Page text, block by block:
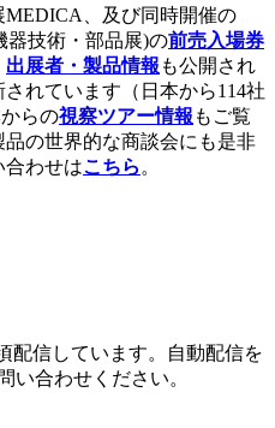
、及び同時開催の
器技術・部品展)の前売入場券
出展者・製品情報 も公開され
れています（日本から114社
らの視察ツアー情報 もご覧
品の世界的な商談会にも是非
合わせはこちら 。
配信しています。自動配信を
い合わせください。